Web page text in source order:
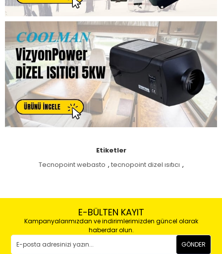
Etiketler
Tecnopoint webasto , tecnopoint dizel ısıtıcı ,
E-BÜLTEN KAYIT
Kampanyalarımızdan ve indirimlerimizden güncel olarak
haberdar olun.
GÖNDER